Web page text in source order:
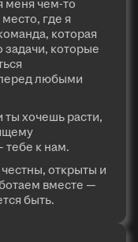
меня чем-то
где я
которая
задачи, которые
любыми
хочешь расти,
к нам.
открыты и
вместе —
быть.